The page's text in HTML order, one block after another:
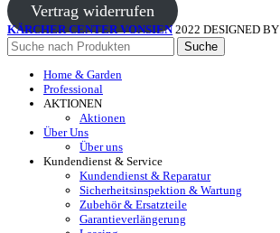
Vertrag widerrufen
KÄRCHER CENTER VONSIEN 2022 DESIGNED BY
Suche
Home & Garden
Professional
AKTIONEN
Aktionen
Über Uns
Über uns
Kundendienst & Service
Kundendienst & Reparatur
Sicherheitsinspektion & Wartung
Zubehör & Ersatzteile
Garantieverlängerung